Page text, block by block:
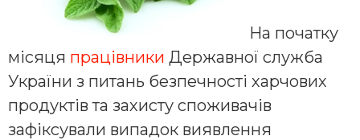
На початку
місяця працівники Державної служба
України з питань безпечності харчових
продуктів та захисту споживачів
зафіксували випадок виявлення